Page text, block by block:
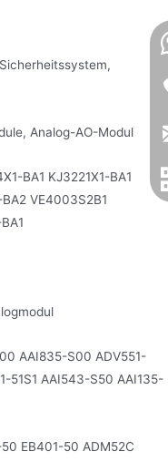
Analog-AO-Modul
BA1 KJ3221X1-BA1
VE4003S2B1
AAI835-S00 ADV551-
51S1 AAI543-S50 AAI135-
EB401-50 ADM52C